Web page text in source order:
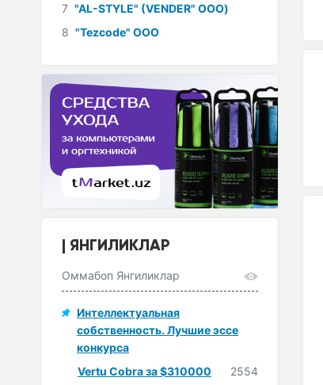
7 "AL-STYLE" (VENDER" ООО)
8 "Tezcode" ООО
ЯНГИЛИКЛАР
Оммабоп Янгиликлар
Интеллектуальная
собственность. Лучшие эссе
конкурса
Vertu Cobra за $310000
2554